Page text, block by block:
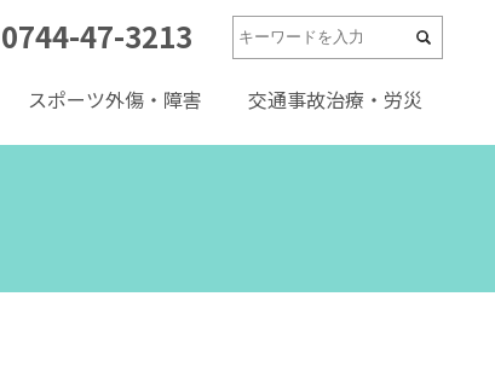
0744-47-3213
スポーツ外傷・障害 交通事故治療・労災